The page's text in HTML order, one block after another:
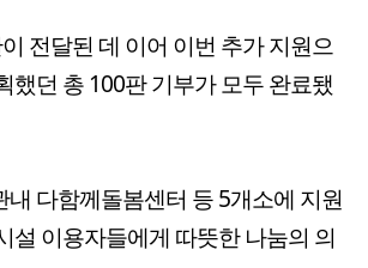
전달된 데 이어 이번 추가 지원으
했던 총 100판 기부가 모두 완료됐
내 다함께돌봄센터 등 5개소에 지원
설 이용자들에게 따뜻한 나눔의 의